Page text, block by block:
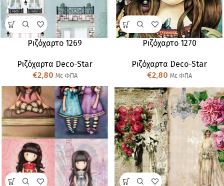
Ριζόχαρτο 1269
Ριζόχαρτα Deco-Star
€2,80 Με ΦΠΑ
Ριζόχαρτο 1270
Ριζόχαρτα Deco-Star
€2,80 Με ΦΠΑ